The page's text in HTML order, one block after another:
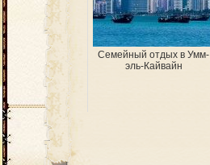
Семейный отдых в Умм-
эль-Кайвайн